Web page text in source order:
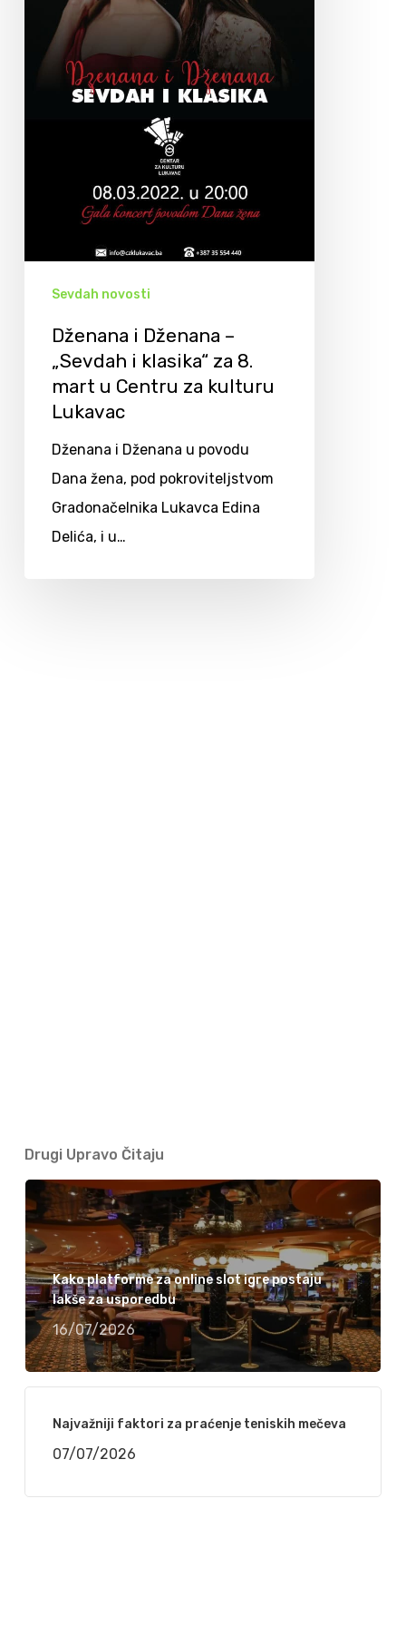
Sevdah novosti
Dženana i Dženana –
„Sevdah i klasika“ za 8.
mart u Centru za kulturu
Lukavac
Dženana i Dženana u povodu
Dana žena, pod pokroviteljstvom
Gradonačelnika Lukavca Edina
Delića, i u…
Drugi Upravo Čitaju
Kako platforme za online slot igre postaju
lakše za usporedbu
16/07/2026
Najvažniji faktori za praćenje teniskih mečeva
07/07/2026